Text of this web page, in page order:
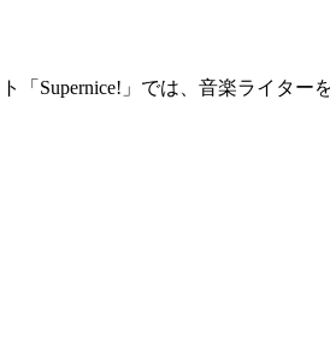
「Supernice!」では、音楽ライター